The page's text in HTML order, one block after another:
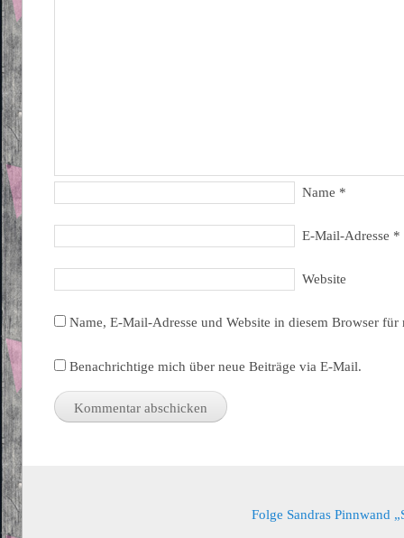
Name *
E-Mail-Adresse *
Website
Name, E-Mail-Adresse und Website in diesem Browser
Benachrichtige mich über neue Beiträge via E-Mail.
Folge Sandras Pinnwand